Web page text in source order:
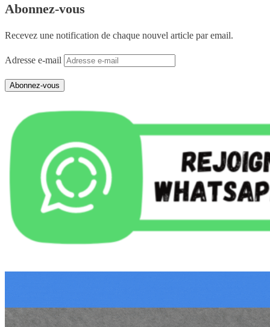
Abonnez-vous
Recevez une notification de chaque nouvel article par email.
Adresse e-mail
Abonnez-vous